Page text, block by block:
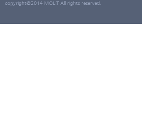
copyright@2014 MOLIT All rights reserved.